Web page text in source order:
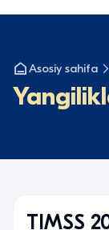
Asosiy sahifa
TIMSS